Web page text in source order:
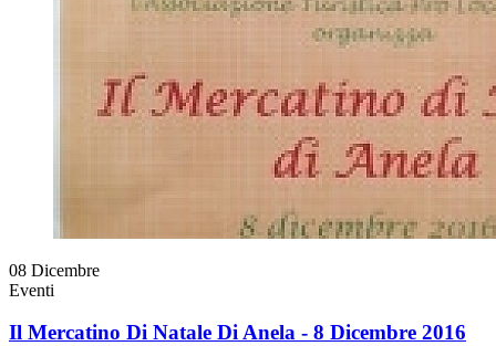
08 Dicembre
Eventi
Il Mercatino Di Natale Di Anela - 8 Dicembre 2016